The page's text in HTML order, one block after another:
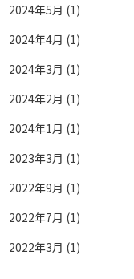
2024年5月 (1)
2024年4月 (1)
2024年3月 (1)
2024年2月 (1)
2024年1月 (1)
2023年3月 (1)
2022年9月 (1)
2022年7月 (1)
2022年3月 (1)